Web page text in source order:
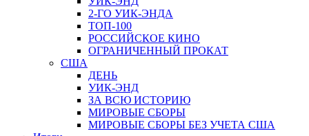
2-ГО УИК-ЭНДА
ТОП-100
РОССИЙСКОЕ КИНО
ОГРАНИЧЕННЫЙ ПРОКАТ
США
ДЕНЬ
УИК-ЭНД
ЗА ВСЮ ИСТОРИЮ
МИРОВЫЕ СБОРЫ
МИРОВЫЕ СБОРЫ БЕЗ УЧЕТА США